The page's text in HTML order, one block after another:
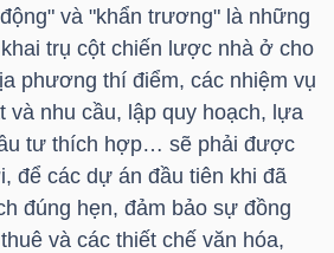
và "khẩn trương" là những
trụ cột chiến lược nhà ở cho
phương thí điểm, các nhiệm vụ
và nhu cầu, lập quy hoạch, lựa
tư thích hợp… sẽ phải được
để các dự án đầu tiên khi đã
đúng hẹn, đảm bảo sự đồng
và các thiết chế văn hóa,